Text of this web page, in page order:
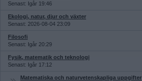
Senast: Igår 19:46
Ekologi, natur, djur och växter
Senast: 2026-08-04 23:09
Filosofi
Senast: Igår 20:29
Fysik, matematik och teknologi
Senast: Igår 17:12
Matematiska och naturvetenskapliga uppgifter